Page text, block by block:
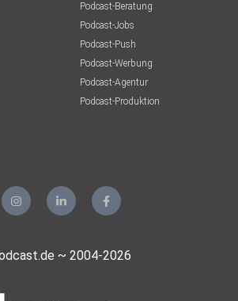
Podcast-Beratung
Podcast-Jobs
Podcast-Push
Podcast-Werbung
Podcast-Agentur
Podcast-Produktion
~ 2004-2026